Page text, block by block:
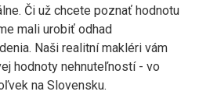
Či už chcete poznať hodnotu
mali urobiť odhad
Naši realitní makléri vám
hodnoty nehnuteľností - vo
na Slovensku.